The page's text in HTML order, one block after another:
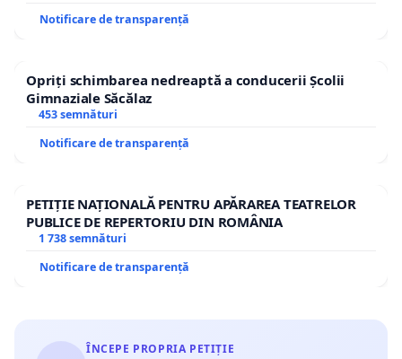
Notificare de transparență
Opriți schimbarea nedreaptă a conducerii Școlii
Gimnaziale Săcălaz
453 semnături
Notificare de transparență
PETIȚIE NAȚIONALĂ PENTRU APĂRAREA TEATRELOR
PUBLICE DE REPERTORIU DIN ROMÂNIA
1 738 semnături
Notificare de transparență
ÎNCEPE PROPRIA PETIȚIE